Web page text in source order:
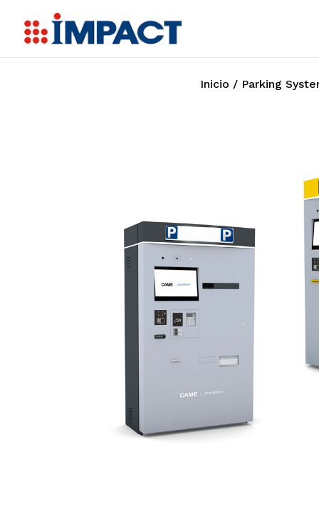
Inicio / Parking